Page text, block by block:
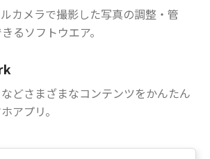
カメラで撮影した写真の調整・管
るソフトウエア。
どさまざまなコンテンツをかんたん
アプリ。